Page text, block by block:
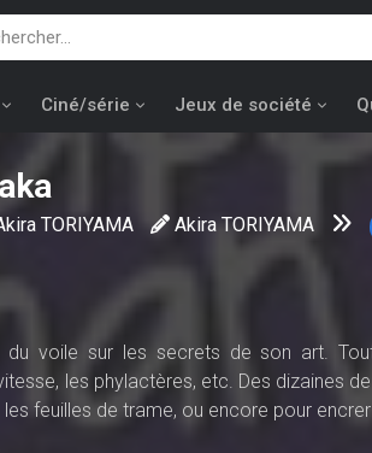
Ciné/série Jeux de société
TORIYAMA Akira TORIYAMA
du voile sur les secrets de son art.
les phylactères, etc. Des dizaines
les feuilles de trame, ou encore pour